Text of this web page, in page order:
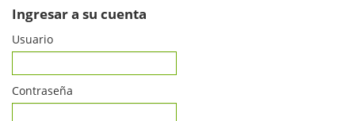
Ingresar a su cuenta
Usuario
Contraseña